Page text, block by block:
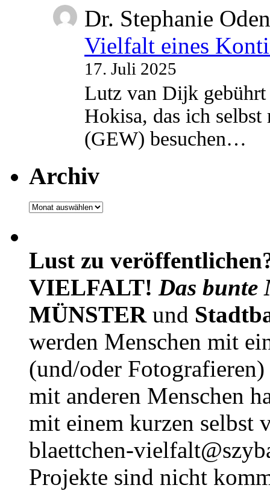
Dr. Stephanie
Vielfalt eines
17. Juli 2025
Lutz van Dijk
Hokisa, das ich
(GEW) besuchen…
Archiv
Archiv
Lust zu
VIELFALT! Das bunte
MÜNSTERund
werden Menschen mit
(und/oder
mit anderen Menschen
mit einem kurzen selbst
blaettchen-
Projekte sind nicht